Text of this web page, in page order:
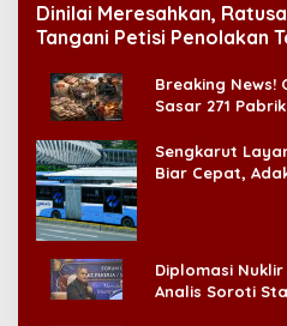
Dinilai Meresahkan,
Tangani Petisi Penolakan
Breaking News!
Sasar 271
Sengkarut
Biar Cepat,
Diplomasi
Analis Soroti